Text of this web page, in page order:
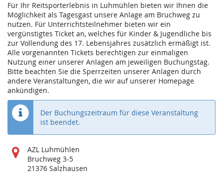
Für Ihr Reitsporterlebnis in Luhmühlen bieten wir Ihnen die
Möglichkeit als Tagesgast unsere Anlage am Bruchweg zu
nutzen. Für Unterrichtsteilnehmer bieten wir ein
vergünstigtes Ticket an, welches für Kinder & Jugendliche bis
zur Vollendung des 17. Lebensjahres zusätzlich ermäßigt ist.
Alle vorgenannten Tickets berechtigen zur einmaligen
Nutzung einer unserer Anlagen am jeweiligen Buchungstag.
Bitte beachten Sie die Sperrzeiten unserer Anlagen durch
andere Veranstaltungen, die wir auf unserer Homepage
ankündigen.
Der Buchungszeitraum für diese Veranstaltung
ist beendet.
Wo
findet
diese
AZL Luhmühlen
Bruchweg 3-5
21376 Salzhausen